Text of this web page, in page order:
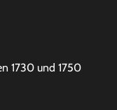
1730 und 1750